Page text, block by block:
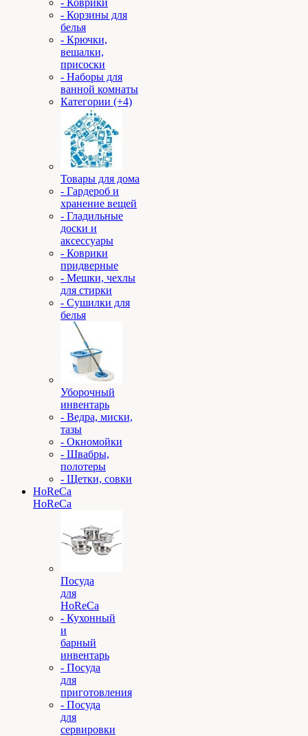
- Коврики
- Корзины для
белья
- Крючки,
вешалки,
присоски
- Наборы для
ванной комнаты
Категории (+4)
Товары для дома
- Гардероб и
хранение вещей
- Гладильные
доски и
аксессуары
- Коврики
придверные
- Мешки, чехлы
для стирки
- Сушилки для
белья
Уборочный
инвентарь
- Ведра, миски,
тазы
- Окномойки
- Швабры,
полотеры
- Щетки, совки
HoReCa
HoReCa
Посуда
для
HoReCa
- Кухонный
и
барный
инвентарь
- Посуда
для
приготовления
- Посуда
для
сервировки